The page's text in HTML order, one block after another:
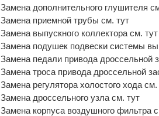
Замена дополнительного глушителя
Замена приемной трубы см. тут
Замена выпускного коллектора см. тут
Замена подушек подвески системы
Замена педали привода дроссельной
Замена троса привода дроссельной
Замена регулятора холостого хода см.
Замена дроссельного узла см. тут
Замена корпуса воздушного фильтра